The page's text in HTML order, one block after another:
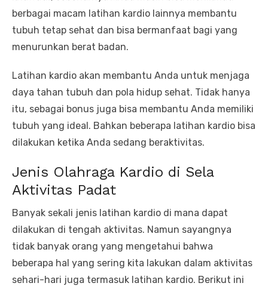
berbagai macam latihan kardio lainnya membantu
tubuh tetap sehat dan bisa bermanfaat bagi yang
menurunkan berat badan.
Latihan kardio akan membantu Anda untuk menjaga
daya tahan tubuh dan pola hidup sehat. Tidak hanya
itu, sebagai bonus juga bisa membantu Anda memiliki
tubuh yang ideal. Bahkan beberapa latihan kardio bisa
dilakukan ketika Anda sedang beraktivitas.
Jenis Olahraga Kardio di Sela
Aktivitas Padat
Banyak sekali jenis latihan kardio di mana dapat
dilakukan di tengah aktivitas. Namun sayangnya
tidak banyak orang yang mengetahui bahwa
beberapa hal yang sering kita lakukan dalam aktivitas
sehari-hari juga termasuk latihan kardio. Berikut ini